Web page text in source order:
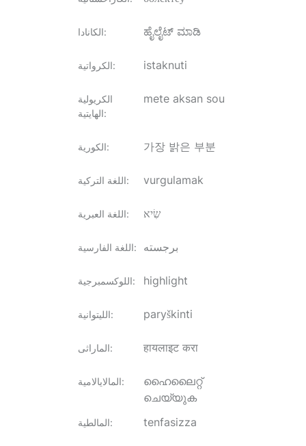
الكانادا: ಹೈಲೈಟ್ ಮಾಡಿ
الكرواتية: istaknuti
الكريولية
الهايتية:
mete aksan sou
الكورية: 가장 밝은 부분
اللغة التركية: vurgulamak
اللغة العبرية: שִׂיא
اللغة الفارسية: برجسته
اللوكسمبرجية: highlight
الليتوانية: paryškinti
الماراثى: हायलाइट करा
المالايالامية:
ഹൈലൈറ്റ്
ചെയ്യുക
المالطية: tenfasizza